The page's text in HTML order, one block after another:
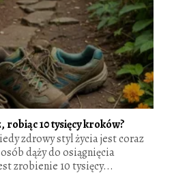
10 tysięcy kroków?
zdrowy styl życia jest coraz
dąży do osiągnięcia
zrobienie 10 tysięcy...